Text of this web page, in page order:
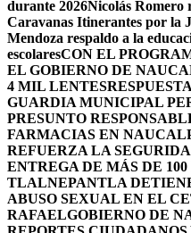
durante 2026Nicolás Romero
Caravanas Itinerantes por la
Mendoza respaldo a la
escolaresCON EL
EL GOBIERNO DE
4 MIL LENTES
GUARDIA MUNICIPAL
PRESUNTO
FARMACIAS EN
REFUERZA LA
ENTREGA DE MÁS DE
TLALNEPANTLA
ABUSO SEXUAL EN EL
RAFAELGOBIERNO DE